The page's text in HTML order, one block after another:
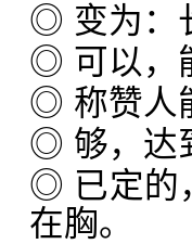
◎ 变为：
◎ 可以，
◎ 称赞人
◎ 够，达
◎ 已定的
在胸。